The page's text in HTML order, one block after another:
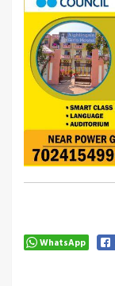
WhatsApp